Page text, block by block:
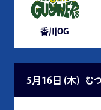
香川OG
5月16日 (木) む